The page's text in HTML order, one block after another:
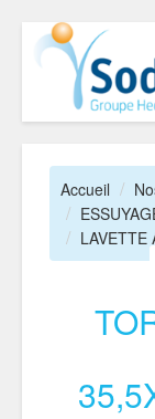
Accueil
LAVETTE